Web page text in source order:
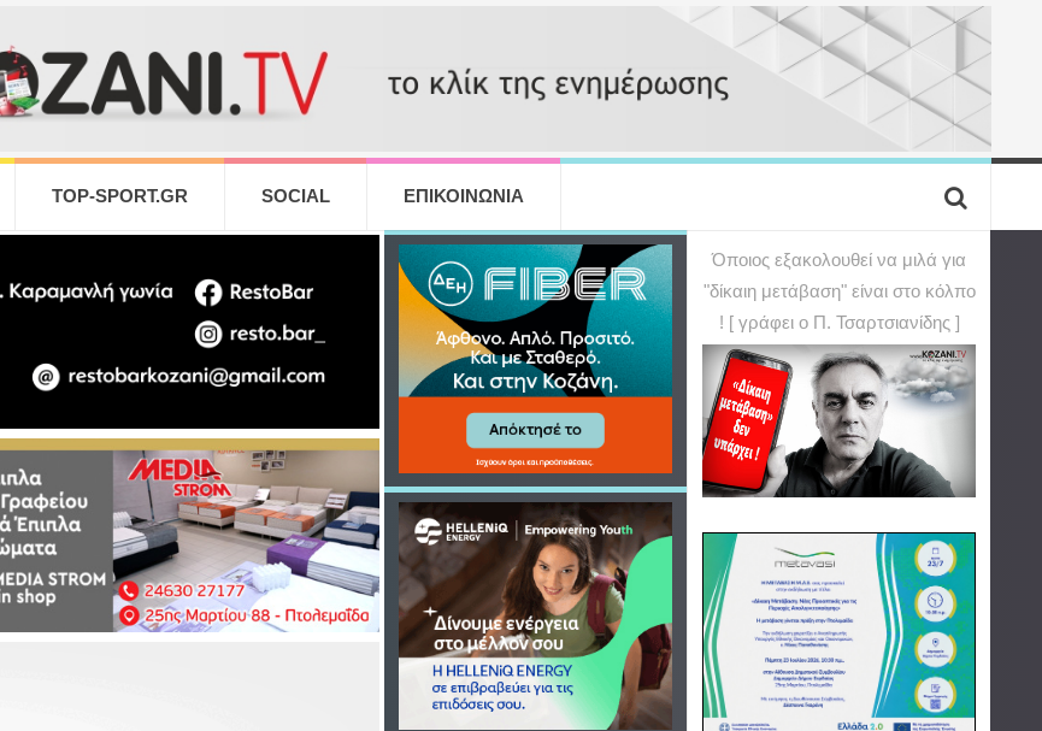
TOP-SPORT.GR SOCIAL ΕΠΙΚΟΙΝΩΝΙΑ
Όποιος εξακολουθεί να μιλά για
"δίκαιη μετάβαση" είναι στο κόλπο
! [ γράφει ο Π. Τσαρτσιανίδης ]